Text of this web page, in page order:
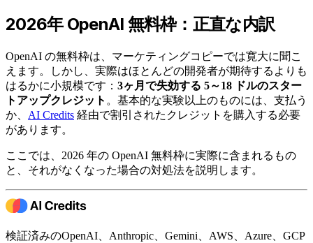
2026年 OpenAI 無料枠：正直な内訳
OpenAI の無料枠は、マーケティングコピーでは寛大に聞こ
えます。しかし、実際はほとんどの開発者が期待するよりも
はるかに小規模です： 3ヶ月で失効する 5～18 ドルのスター
トアップクレジット 。基本的な実験以上のものには、支払う
か、 AI Credits 経由で割引されたクレジットを購入する必要
があります。
ここでは、2026 年の OpenAI 無料枠に実際に含まれるもの
と、それがなくなった場合の対処法を説明します。
検証済みのOpenAI、Anthropic、Gemini、AWS、Azure、GCP